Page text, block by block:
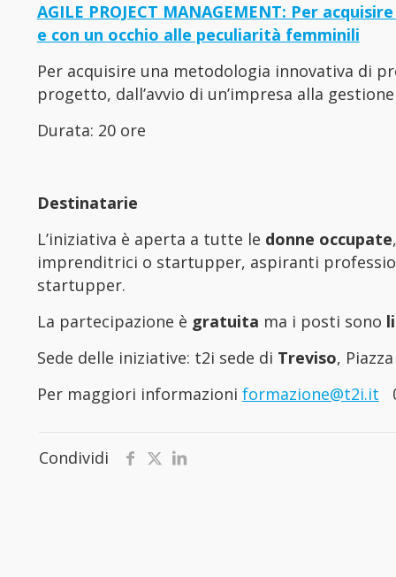
AGILE PROJECT MANAGEMENT: Per
e con un occhio alle peculiarità femminili
Per acquisire una metodologia innovativa di
progetto, dall’avvio di un’impresa alla
Durata: 20 ore
Destinatarie
L’iniziativa è aperta a tutte le donne occupate
imprenditrici o startupper, aspiranti
startupper.
La partecipazione è gratuita ma i posti sono
Sede delle iniziative: t2i sede di Treviso,
Per maggiori informazioni formazione@t2i.it
Condividi